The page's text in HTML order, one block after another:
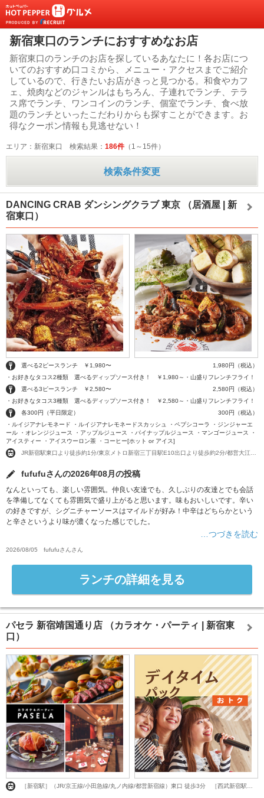
新宿東口のランチにおすすめなお店
新宿東口のランチのお店を探しているあなたに！各お店につ
いてのおすすめ口コミから、メニュー・アクセスまでご紹介
しているので、行きたいお店がきっと見つかる。和食やカフ
ェ、焼肉などのジャンルはもちろん、子連れでランチ、テラ
ス席でランチ、ワンコインのランチ、個室でランチ、食べ放
題のランチといったこだわりからも探すことができます。お
得なクーポン情報も見逃せない！
エリア：新宿東口 検索結果： 186件 （1～15件）
検索条件変更
DANCING CRAB ダンシングクラブ 東京
（居酒屋 | 新
宿東口）
選べる2ピースランチ ￥1,980〜
1,980円（税込）
・お好きなタコス2種類 選べるディップソース付き！ ￥1,980～・山盛りフレンチフライ！
選べる3ピースランチ ￥2,580〜
2,580円（税込）
・お好きなタコス3種類 選べるディップソース付き！ ￥2,580～・山盛りフレンチフライ！
各300円（平日限定）
300円（税込）
・ルイジアナレモネード ・ルイジアナレモネードスカッシュ ・ペプシコーラ ・ジンジャーエ
ール ・オレンジジュース ・アップルジュース ・パイナップルジュース ・マンゴージュース ・
アイスティー ・アイスウーロン茶 ・コーヒー[ホット or アイス]
fufufuさんの2026年08月の投稿
なんといっても、楽しい雰囲気。仲良い友達でも、久しぶりの友達とでも会話
を準備してなくても雰囲気で盛り上がると思います。味もおいしいです。辛い
の好きですが、シグニチャーソースはマイルドが好み！中辛はどちらかという
と辛さというより味が濃くなった感じでした。
…つづきを読む
2026/08/05 fufufuさん さん
ランチの詳細を見る
パセラ 新宿靖国通り店
（カラオケ・パーティ | 新宿東
口）